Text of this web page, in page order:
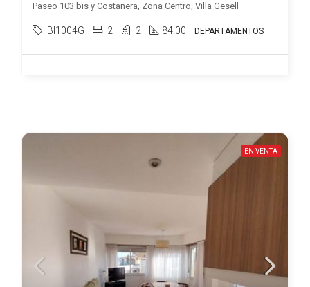
Paseo 103 bis y Costanera, Zona Centro, Villa Gesell
BI1004G 2 2 84.00 DEPARTAMENTOS
EN VENTA